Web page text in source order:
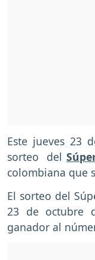
Este jueves 23
sorteo del
colombiana que
El sorteo del
23 de octubre
ganador al